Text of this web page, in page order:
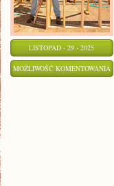
LISTOPAD - 29 - 2025
MOŻLIWOŚĆ KOMENTOWANIA